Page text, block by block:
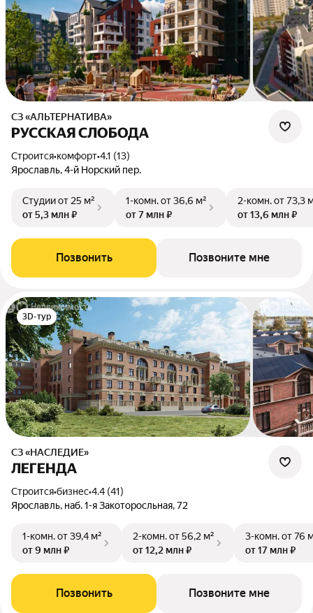
СЗ «АЛЬТЕРНАТИВА»
РУССКАЯ СЛОБОДА
Строится•комфорт•4.1 (13)
Ярославль, 4-й Норский пер.
Студииот 25 м²
от 5,3 млн ₽
1-комн.от 36,6 м²
от 7 млн ₽
2-комн.от 73,3
от 13,6 млн ₽
Позвонить Позвоните мне
3D-тур
СЗ «НАСЛЕДИЕ»
ЛЕГЕНДА
Строится•бизнес•4.4 (41)
Ярославль, наб. 1-я Закоторосльная, 72
1-комн.от 39,4 м²
от 9 млн ₽
2-комн.от 56,2 м²
от 12,2 млн ₽
3-комн.от 76
от 17 млн ₽
Позвонить Позвоните мне